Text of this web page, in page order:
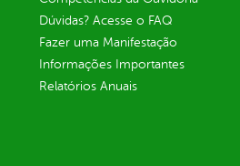
Dúvidas? Acesse o FAQ
Fazer uma Manifestação
Informações Importantes
Relatórios Anuais